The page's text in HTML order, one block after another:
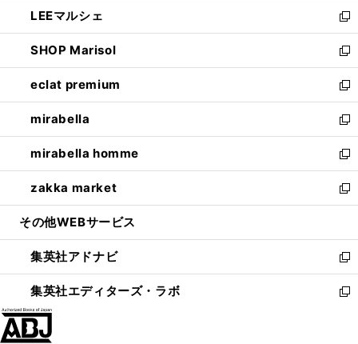
く
で
開
く
ド
ウ
で
開
く
ィ
ン
ド
ウ
で
開
く
い
ウ
ィ
ン
ド
ウ
で
開
く
LEEマルシェ
新
し
い
ウ
ィ
ン
ド
ウ
で
開
く
SHOP Marisol
新
し
い
ウ
ィ
ン
ド
ウ
で
開
eclat premium
新
し
い
ウ
ィ
ン
ド
ウ
開
く
mirabella
新
し
い
ウ
ィ
ン
ウ
で
開
く
mirabella homme
新
し
い
ウ
ン
ド
ウ
で
zakka market
新
し
ウ
ィ
ン
ド
その他WEBサービス
集英社アドナビ
新
し
い
集英社エディターズ・ラボ
新